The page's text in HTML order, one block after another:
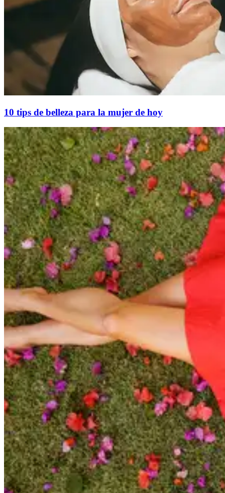
10 tips de belleza para la mujer de hoy